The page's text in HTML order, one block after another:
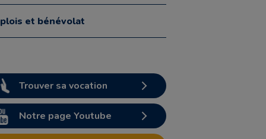
et bénévolat
Trouver sa vocation
Notre page Youtube